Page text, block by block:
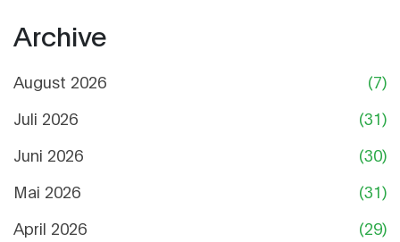
Archive
August 2026
(7)
Juli 2026
(31)
Juni 2026
(30)
Mai 2026
(31)
April 2026
(29)